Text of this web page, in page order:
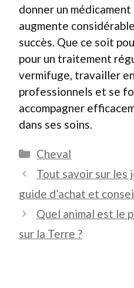
donner un médicament
augmente
succès. Que ce soit
pour un traitement
vermifuge, travailler
professionnels et se
accompagner
dans ses soins.
Catégories
Cheval
Tout savoir sur les
guide d’achat et
Quel animal est le
sur la Terre ?